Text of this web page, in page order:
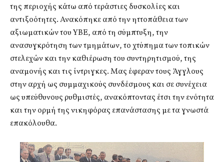
της περιοχής κάτω από τεράστιες δυσκολίες και
αντιξοότητες. Ανακόπηκε από την ηττοπάθεια των
αξιωματικών του ΥΒΕ, από τη σύμπτυξη, την
ανασυγκρότηση των τμημάτων, το χτύπημα των τοπικών
στελεχών και την καθιέρωση του συντηρητισμού, της
αναμονής και τις ίντριγκες. Μας έφεραν τους Άγγλους
στην αρχή ως συμμαχικούς συνδέσμους και σε συνέχεια
ως υπεύθυνους ρυθμιστές, ανακόπτοντας έτσι την ενότητα
και την ορμή της νικηφόρας επανάστασης με τα γνωστά
επακόλουθα.